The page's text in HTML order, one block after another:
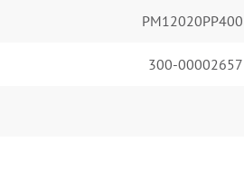
PM12020PP400
300-00002657